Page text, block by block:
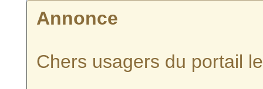
Annonce
Chers usagers du portail